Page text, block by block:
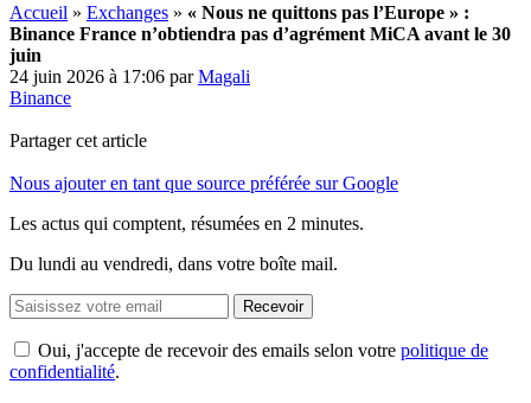
Accueil » Exchanges » « Nous ne quittons pas l’Europe » :
Binance France n’obtiendra pas d’agrément MiCA avant le 30
juin
24 juin 2026 à 17:06 parMagali
Binance
Partager cet article
Nous ajouter en tant que source préférée sur Google
Les actus qui comptent, résumées en 2 minutes.
Du lundi au vendredi, dans votre boîte mail.
Recevoir
Oui, j'accepte de recevoir des emails selon votre politique de
confidentialité.